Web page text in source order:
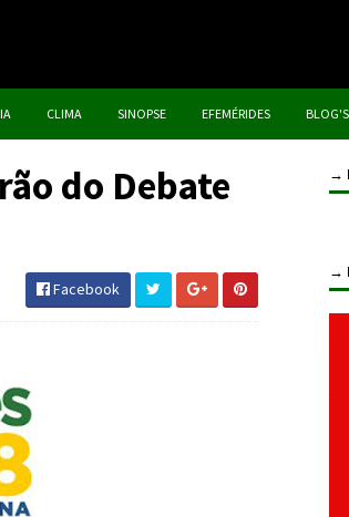
CLIMA SINOPSE EFEMÉRIDES BLOG'S
do Debate
Facebook
→
→